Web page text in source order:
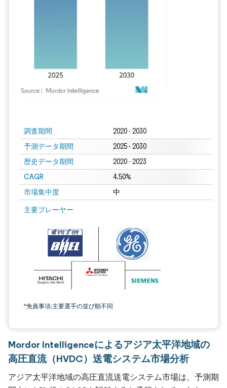
調査期間 2020 - 2030
予測データ期間 2025 - 2030
歴史データ期間 2020 - 2023
CAGR 4.50%
市場集中度 中
主要プレーヤー
*免責事項:主要選手の並び順不同
Mordor Intelligenceによるアジア太平洋地域の
高圧直流（HVDC）送電システム市場分析
アジア太平洋地域の高圧直流送電システム市場は、予測期